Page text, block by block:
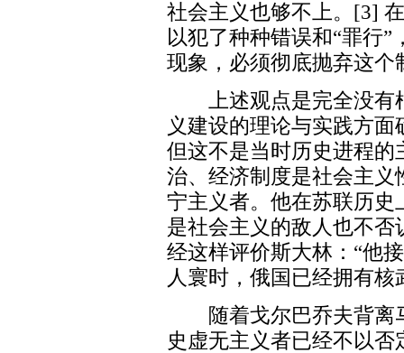
社会主义也够不上。[3]
以犯了种种错误和“罪行
现象，必须彻底抛弃这个
上述观点是完全没有
义建设的理论与实践方
但这不是当时历史进程
治、经济制度是社会主
宁主义者。他在苏联历
是社会主义的敌人也不
经这样评价斯大林：“他
人寰时，俄国已经拥有核
随着戈尔巴乔夫背离
史虚无主义者已经不以